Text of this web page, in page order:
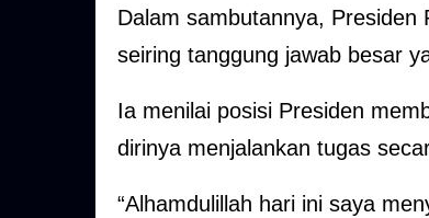
Dalam sambutannya, Presiden
seiring tanggung jawab besar
Ia menilai posisi Presiden
dirinya menjalankan tugas
“Alhamdulillah hari ini saya